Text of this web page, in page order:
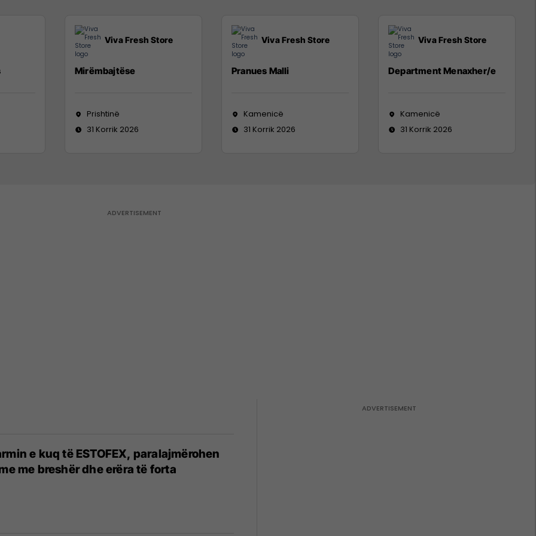
Viva Fresh Store
Mirëmbajtëse
Prishtinë
31 Korrik 2026
Viva Fresh Store
Pranues Malli
Kamenicë
31 Korrik 2026
Viva Fresh Store
Department Menaxher/e
Kamenicë
31 Korrik 2026
e kuq të ESTOFEX, paralajmërohen
me breshër dhe erëra të forta